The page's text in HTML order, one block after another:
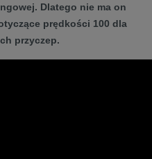
Dlatego nie ma on
prędkości 100 dla
przyczep.